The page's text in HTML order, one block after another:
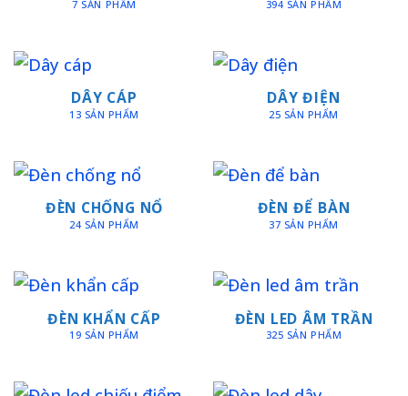
7 SẢN PHẨM 394 SẢN PHẨM
DÂY CÁP
13 SẢN PHẨM
DÂY ĐIỆN
25 SẢN PHẨM
ĐÈN CHỐNG NỔ
24 SẢN PHẨM
ĐÈN ĐỂ BÀN
37 SẢN PHẨM
ĐÈN KHẨN CẤP
19 SẢN PHẨM
ĐÈN LED ÂM TRẦN
325 SẢN PHẨM